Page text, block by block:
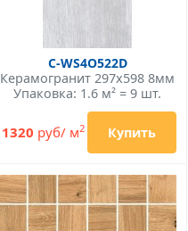
C-WS4O522D
Керамогранит 297x598 8мм
Упаковка: 1.6 м² = 9 шт.
1320 руб/ м2 Купить